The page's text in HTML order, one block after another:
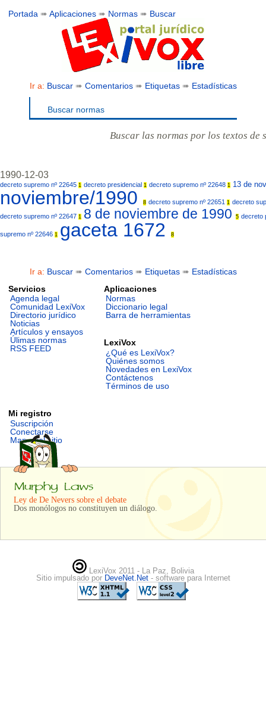
Portada ➠Aplicaciones ➠ Normas ➠ Buscar
Ir a: Buscar➠ Comentarios➠ Etiquetas➠ Estadísticas
Buscar normas
Buscar las normas por los textos de
1990-12-03
decreto supremo nº 22645 1 decreto presidencial 1 decreto supremo nº 22648 1 13 de
noviembre/1990 8 decreto supremo nº 22651 1 decreto
decreto supremo nº 22647 1 8 de noviembre de 1990 5 decreto
supremo nº 22646 1 gaceta 1672 8
Ir a: Buscar➠ Comentarios➠ Etiquetas➠ Estadísticas
Servicios
Agenda legal
Comunidad LexiVox
Directorio jurídico
Noticias
Artículos y ensayos
Úlimas normas
RSS FEED
Aplicaciones
Normas
Diccionario legal
Barra de herramientas
LexiVox
¿Qué es LexiVox?
Quiénes somos
Novedades en LexiVox
Contáctenos
Términos de uso
Mi registro
Suscripción
Conectarse
Mapa del sitio
Ley de De Nevers sobre el debate
Dos monólogos no constituyen un diálogo.
LexiVox 2011 - La Paz, Bolivia
Sitio impulsado por DeveNet.Net - software para Internet